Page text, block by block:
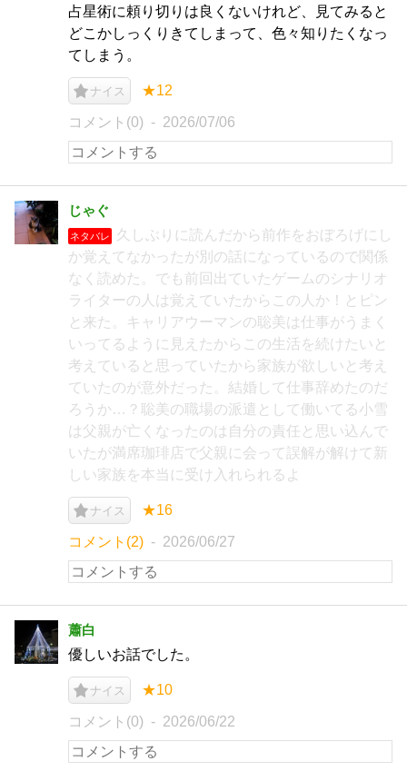
占星術に頼り切りは良くないけれど、見てみると
どこかしっくりきてしまって、色々知りたくなっ
てしまう。
ナイス ★12
コメント(0) 2026/07/06
じゃぐ
ネタバレ
久しぶりに読んだから前作をおぼろげにし
か覚えてなかったが別の話になっているので関係
なく読めた。でも前回出ていたゲームのシナリオ
ライターの人は覚えていたからこの人か！とピン
と来た。キャリアウーマンの聡美は仕事がうまく
いってるように見えたからこの生活を続けたいと
考えていると思っていたから家族が欲しいと考え
ていたのが意外だった。結婚して仕事辞めたのだ
ろうか…？聡美の職場の派遣として働いてる小雪
は父親が亡くなったのは自分の責任と思い込んで
いたが満席珈琲店で父親に会って誤解が解けて新
しい家族を本当に受け入れられるよ
ナイス ★16
コメント(2) 2026/06/27
蕭白
優しいお話でした。
ナイス ★10
コメント(0) 2026/06/22